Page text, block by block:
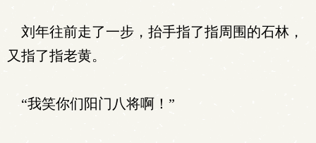
刘年往前走了一步，抬手指了指周围的石林，
又指了指老黄。
“我笑你们阳门八将啊！”